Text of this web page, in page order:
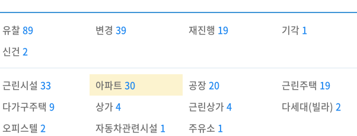
유찰 89 변경39 재진행 19 기각 1
신건 2
근린시설 33 아파트30 공장20 근린주택 19
다가구주택 9 상가4 근린상가4 다세대(빌라)2
오피스텔 2 자동차관련시설 1 주유소 1